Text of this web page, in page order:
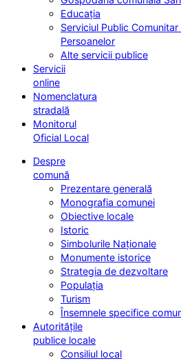
Educația
Serviciul Public
Persoanelor
Alte servicii publice
Servicii
online
Nomenclatura
stradală
Monitorul
Oficial Local
Despre
comună
Prezentare generală
Monografia comunei
Obiective locale
Istoric
Simbolurile Naționale
Monumente istorice
Strategia de dezvoltare
Populația
Turism
Însemnele specifice
Autoritățile
publice locale
Consiliul local